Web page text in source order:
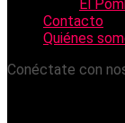
El
Contacto
Quiénes
Conéctate con